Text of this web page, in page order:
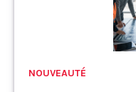
NOUVEAUTÉ